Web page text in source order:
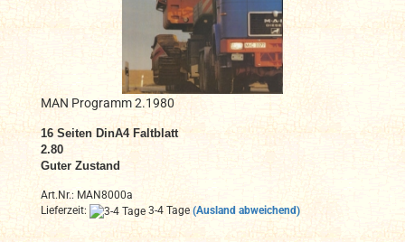
MAN Programm 2.1980
16 Seiten DinA4 Faltblatt
2.80
Guter Zustand
Art.Nr.: MAN8000a
Lieferzeit:
3-4 Tage (Ausland abweichend)